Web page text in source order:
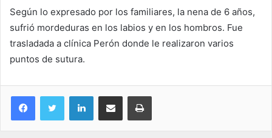
Según lo expresado por los familiares, la nena de 6 años,
sufrió mordeduras en los labios y en los hombros. Fue
trasladada a clínica Perón donde le realizaron varios
puntos de sutura.
LinkedInCompartir por correo electrónicoImprimir